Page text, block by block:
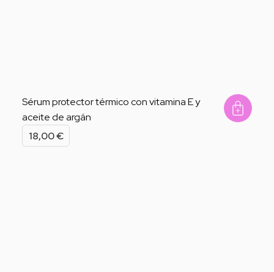
Sérum protector térmico con vitamina E y
aceite de argán
18,00€
Add